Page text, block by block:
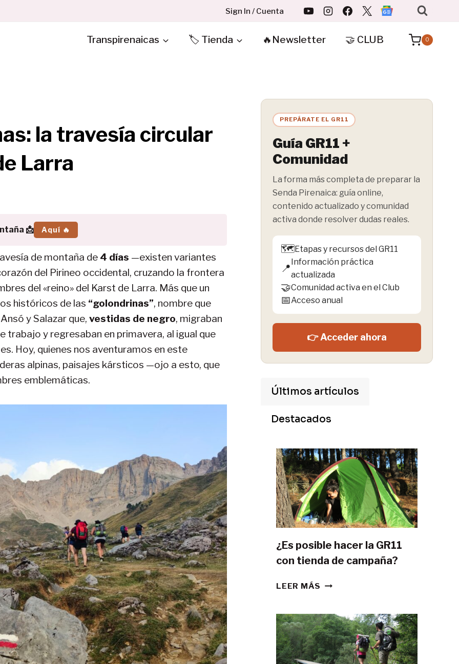
Sign In / Cuenta
Transpirenaicas 🏷️ Tienda 🔥Newsletter 🤝 CLUB 0
la travesía circular
Larra
📩 Aquí 🔥
de montaña de 4 días —existen variantes
del Pirineo occidental, cruzando la frontera
del «reino» del Karst de Larra. Más que un
históricos de las “golondrinas”, nombre que
y Salazar que, vestidas de negro, migraban
y regresaban en primavera, al igual que
Hoy, quienes nos aventuramos en este
alpinas, paisajes kársticos —ojo a esto, que
emblemáticas.
PREPÁRATE EL GR11
Guía GR11 +
Comunidad
La forma más completa de preparar la
Senda Pirenaica: guía online,
contenido actualizado y comunidad
activa donde resolver dudas reales.
🗺️Etapas y recursos del GR11
📍
Información práctica
actualizada
🤝Comunidad activa en el Club
📅Acceso anual
👉 Acceder ahora
Últimos artículos
Destacados
¿Es posible hacer la GR11
con tienda de campaña?
LEER MÁS ¿ES
LA
GR11
CON
TIENDA